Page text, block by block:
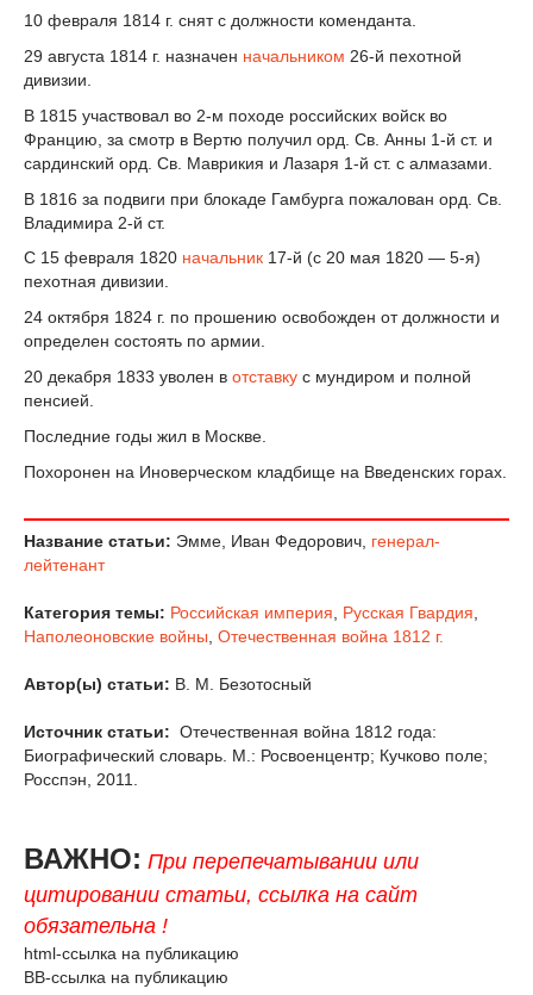
10 февраля 1814 г. снят с должности коменданта.
29 августа 1814 г. назначен начальником 26-й пехотной
дивизии.
В 1815 участвовал во 2-м походе российских войск во
Францию, за смотр в Вертю получил орд. Св. Анны 1-й ст. и
сардинский орд. Св. Маврикия и Лазаря 1-й ст. с алмазами.
В 1816 за подвиги при блокаде Гамбурга пожалован орд. Св.
Владимира 2-й ст.
С 15 февраля 1820 начальник 17-й (с 20 мая 1820 — 5-я)
пехотная дивизии.
24 октября 1824 г. по прошению освобожден от должности и
определен состоять по армии.
20 декабря 1833 уволен в отставку с мундиром и полной
пенсией.
Последние годы жил в Москве.
Похоронен на Иноверческом кладбище на Введенских горах.
Название статьи: Эмме, Иван Федорович, генерал-
лейтенант
Категория темы: Российская империя, Русская Гвардия,
Наполеоновские войны, Отечественная война 1812 г.
Автор(ы) статьи: В. М. Безотосный
Источник статьи: Отечественная война 1812 года:
Биографический словарь. М.: Росвоенцентр; Кучково поле;
Росспэн, 2011.
ВАЖНО: При перепечатывании или
цитировании статьи, ссылка на сайт
обязательна !
html-ссылка на публикацию
BB-ссылка на публикацию